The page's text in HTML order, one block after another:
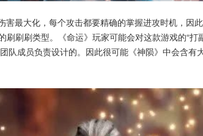
害最大化，每个攻击都要精确的掌握进攻时机，因
刷刷刷类型。《命运》玩家可能会对这款游戏的“
队成员负责设计的。因此很可能《神陨》中会含有